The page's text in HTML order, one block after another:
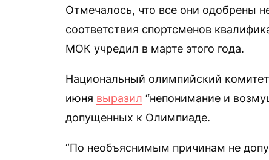
Отмечалось, что все они одобрены
соответствия спортсменов
МОК учредил в марте этого года.
Национальный олимпийский
июня выразил “непонимание и
допущенных к Олимпиаде.
“По необъяснимым причинам не